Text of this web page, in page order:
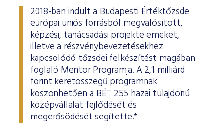
2018-ban indult a Budapesti Értéktőzsde
európai uniós forrásból megvalósított,
képzési, tanácsadási projektelemeket,
illetve a részvénybevezetésekhez
kapcsolódó tőzsdei felkészítést magában
foglaló Mentor Programja. A 2,1 milliárd
forint keretösszegű programnak
köszönhetően a BÉT 255 hazai tulajdonú
középvállalat fejlődését és
megerősödését segítette.*